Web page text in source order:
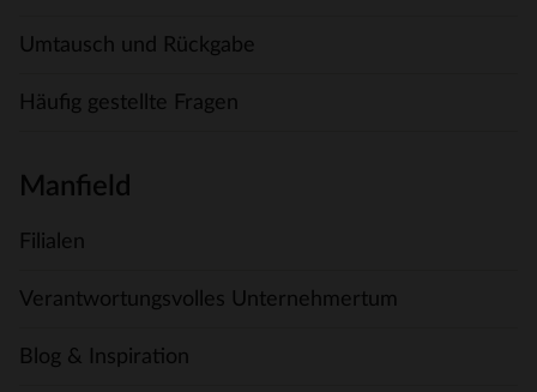
Umtausch und Rückgabe
Häufig gestellte Fragen
Manfield
Filialen
Verantwortungsvolles Unternehmertum
Blog & Inspiration